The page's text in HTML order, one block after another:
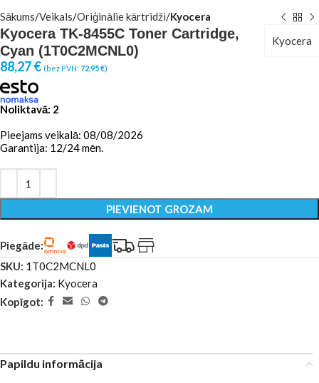
Sākums Veikals Oriģinālie kārtridži Kyocera
Kyocera TK-8455C Toner Cartridge,
Cyan (1T0C2MCNL0)
Kyocera
88,27€ (bez PVN: 72,95€)
Noliktavā: 2
Pieejams veikalā: 08/08/2026
Garantija: 12/24 mēn.
PIEVIENOT GROZAM
Piegāde:
SKU: 1T0C2MCNL0
Kategorija: Kyocera
Kopīgot:
Papildu informācija